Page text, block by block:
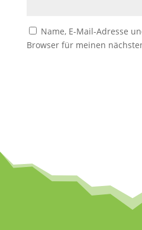
Name, E-Mail-Adresse
Browser für meinen